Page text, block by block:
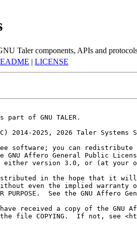
Taler components, APIs and
| LICENSE